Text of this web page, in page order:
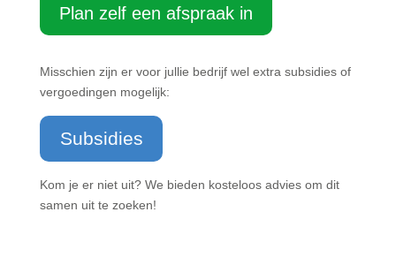
Plan zelf een afspraak in
Misschien zijn er voor jullie bedrijf wel extra subsidies of
vergoedingen mogelijk:
Subsidies
Kom je er niet uit? We bieden kosteloos advies om dit
samen uit te zoeken!